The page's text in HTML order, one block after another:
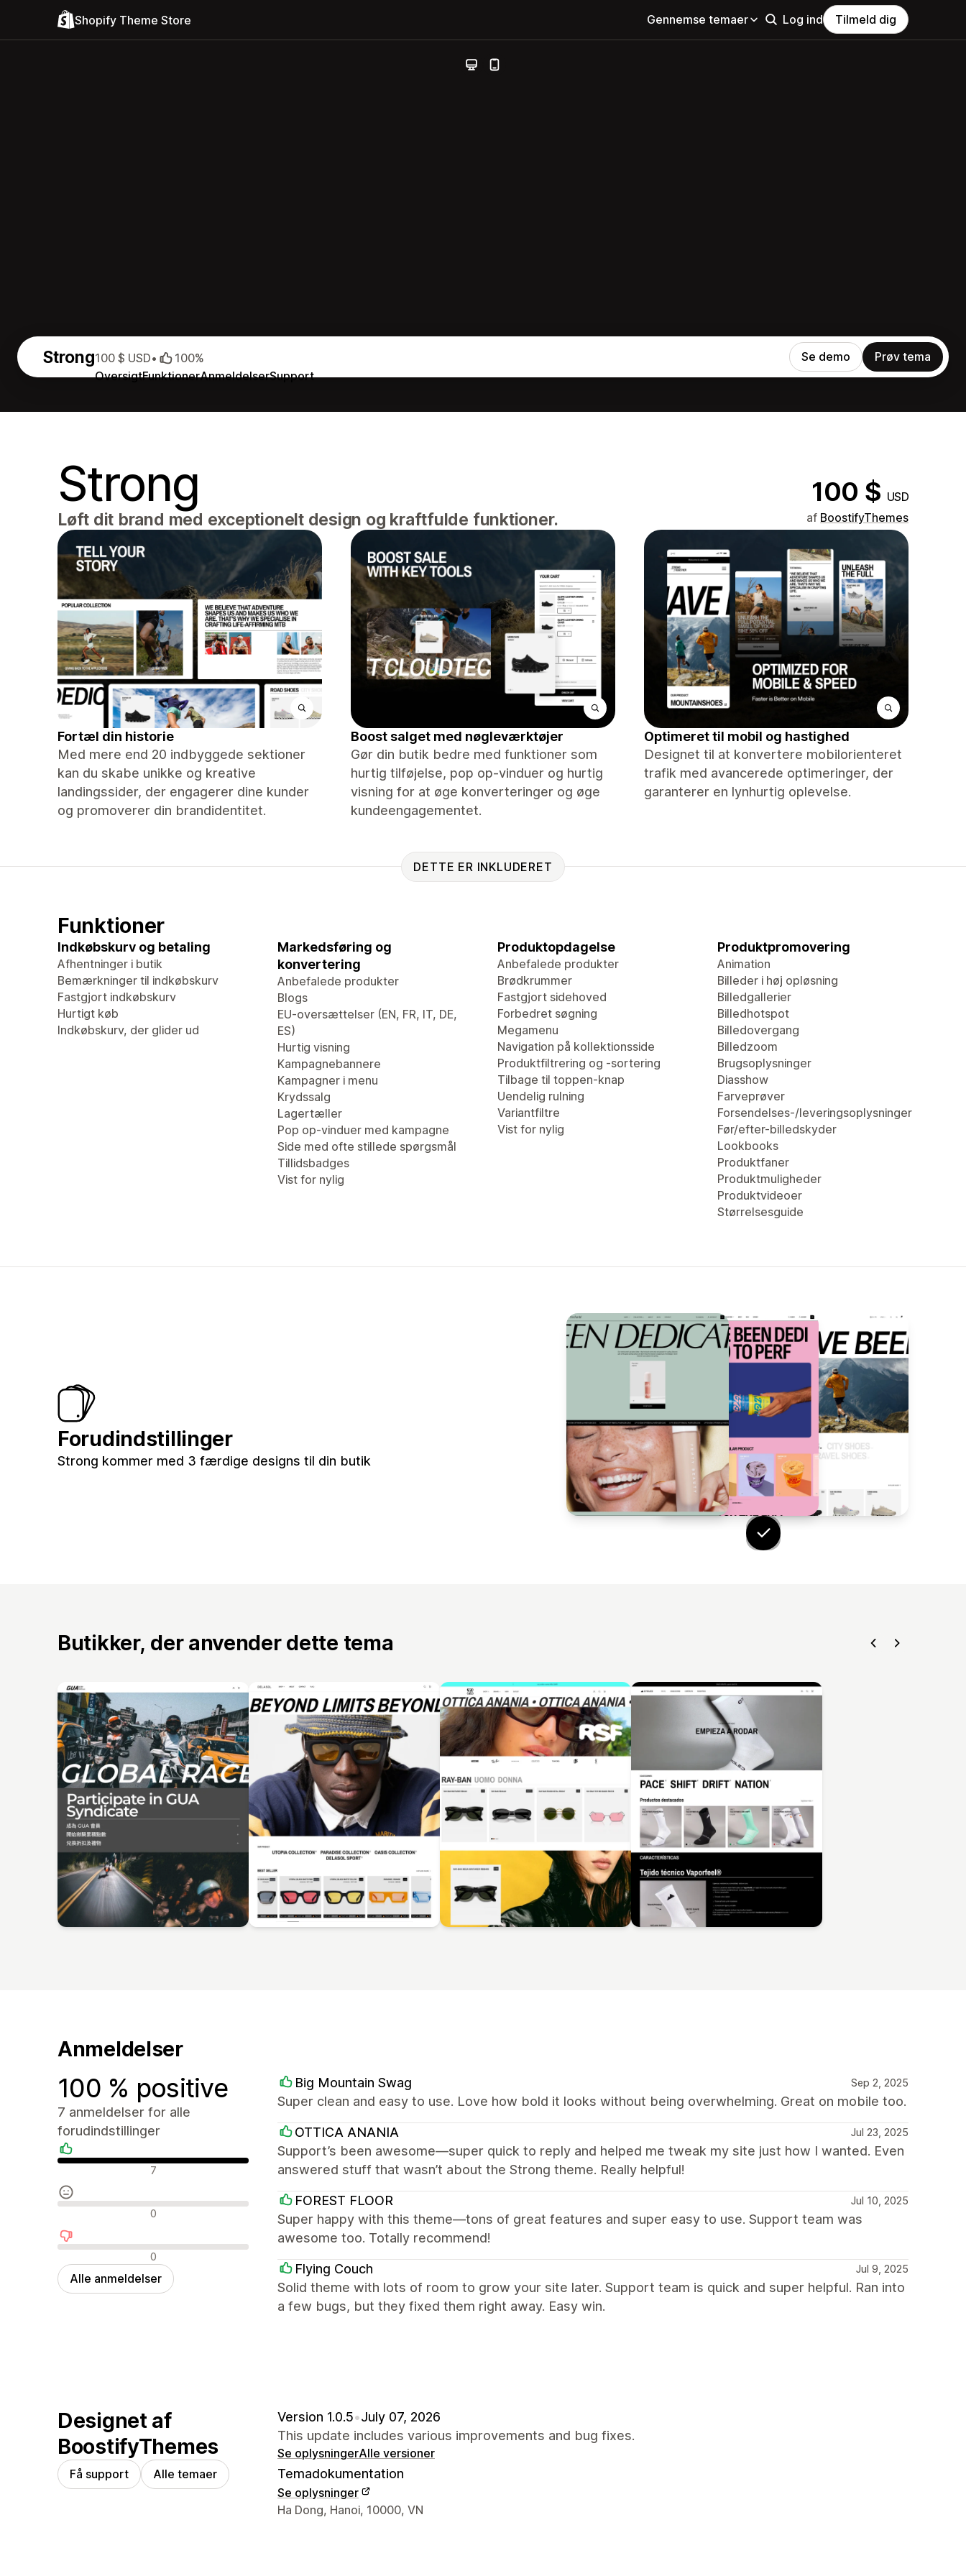
Shopify Theme Store Gennemse temaer Log ind Tilmeld dig
Strong
OversigtFunktionerAnmeldelserSupport
100 $ USD• 100% Se demo Prøv tema
Strong 100 $ USD
Løft dit brand med exceptionelt design og kraftfulde funktioner. af BoostifyThemes
Fortæl din historie
Med mere end 20 indbyggede sektioner
kan du skabe unikke og kreative
landingssider, der engagerer dine kunder
og promoverer din brandidentitet.
Boost salget med nøgleværktøjer
Gør din butik bedre med funktioner som
hurtig tilføjelse, pop op-vinduer og hurtig
visning for at øge konverteringer og øge
kundeengagementet.
Optimeret til mobil og hastighed
Designet til at konvertere mobilorienteret
trafik med avancerede optimeringer, der
garanterer en lynhurtig oplevelse.
DETTE ER INKLUDERET
Funktioner
Indkøbskurv og betaling
Afhentninger i butik
Bemærkninger til indkøbskurv
Fastgjort indkøbskurv
Hurtigt køb
Indkøbskurv, der glider ud
Markedsføring og
konvertering
Anbefalede produkter
Blogs
EU-oversættelser (EN, FR, IT, DE,
ES)
Hurtig visning
Kampagnebannere
Kampagner i menu
Krydssalg
Lagertæller
Pop op-vinduer med kampagne
Side med ofte stillede spørgsmål
Tillidsbadges
Vist for nylig
Produktopdagelse
Anbefalede produkter
Brødkrummer
Fastgjort sidehoved
Forbedret søgning
Megamenu
Navigation på kollektionsside
Produktfiltrering og -sortering
Tilbage til toppen-knap
Uendelig rulning
Variantfiltre
Vist for nylig
Produktpromovering
Animation
Billeder i høj opløsning
Billedgallerier
Billedhotspot
Billedovergang
Billedzoom
Brugsoplysninger
Diasshow
Farveprøver
Forsendelses-/leveringsoplysninger
Før/efter-billedskyder
Lookbooks
Produktfaner
Produktmuligheder
Produktvideoer
Størrelsesguide
Forudindstillinger
Strong kommer med 3 færdige designs til din butik
Butikker, der anvender dette tema
Anmeldelser
100 % positive
7 anmeldelser for alle
forudindstillinger
Positive anmeldelser
7
Neutrale anmeldelser
0
Negative anmeldelser
0
Alle anmeldelser
Big Mountain Swag Sep 2, 2025
Super clean and easy to use. Love how bold it looks without being overwhelming. Great on mobile too.
OTTICA ANANIA Jul 23, 2025
Support’s been awesome—super quick to reply and helped me tweak my site just how I wanted. Even
answered stuff that wasn’t about the Strong theme. Really helpful!
FOREST FLOOR Jul 10, 2025
Super happy with this theme—tons of great features and super easy to use. Support team was
awesome too. Totally recommend!
Flying Couch Jul 9, 2025
Solid theme with lots of room to grow your site later. Support team is quick and super helpful. Ran into
a few bugs, but they fixed them right away. Easy win.
Designet af
BoostifyThemes
Få support Alle temaer
Version 1.0.5•July 07, 2026
This update includes various improvements and bug fixes.
Se oplysningerAlle versioner
Temadokumentation
Se oplysninger
Se kontaktoplysninger
Ha Dong, Hanoi, 10000, VN